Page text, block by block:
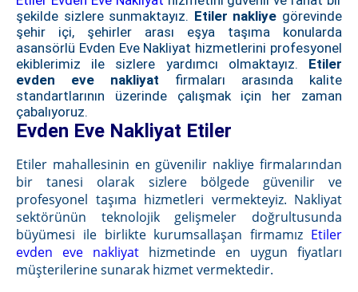
şekilde sizlere sunmaktayız. Etiler nakliye görevinde
şehir içi, şehirler arası eşya taşıma konularda
asansörlü Evden Eve Nakliyat hizmetlerini profesyonel
ekiblerimiz ile sizlere yardımcı olmaktayız. Etiler
evden eve nakliyat firmaları arasında kalite
standartlarının üzerinde çalışmak için her zaman
çabalıyoruz.
Evden Eve Nakliyat Etiler
Etiler mahallesinin en güvenilir nakliye firmalarından
bir tanesi olarak sizlere bölgede güvenilir ve
profesyonel taşıma hizmetleri vermekteyiz. Nakliyat
sektörünün teknolojik gelişmeler doğrultusunda
büyümesi ile birlikte kurumsallaşan firmamız Etiler
evden eve nakliyat hizmetinde en uygun fiyatları
müşterilerine sunarak hizmet vermektedir.